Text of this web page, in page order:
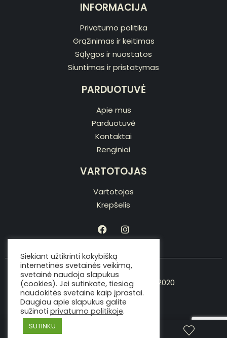
INFORMACIJA
Privatumo politika
Grąžinimas ir keitimas
Sąlygos ir nuostatos
Siuntimas ir pristatymas
PARDUOTUVĖ
Apie mus
Parduotuvė
Kontaktai
Renginiai
VARTOTOJAS
Vartotojas
Krepšelis
Copyright © Viking the chef 2020
Siekiant užtikrinti kokybišką
internetinės svetainės veikimą,
svetainė naudoja slapukus
(cookies). Jei sutinkate, tiesiog
naudokitės svetaine kaip įprastai.
Daugiau apie slapukus galite
sužinoti privatumo politikoje.
SUTINKU